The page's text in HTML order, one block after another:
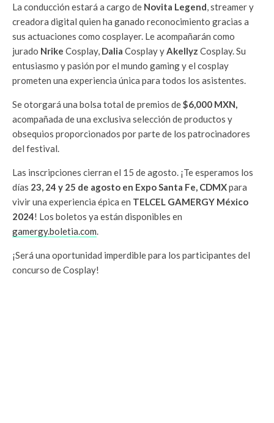
La conducción estará a cargo de Novita Legend , streamer y
creadora digital quien ha ganado reconocimiento gracias a
sus actuaciones como cosplayer. Le acompañarán como
jurado Nrike Cosplay, Dalia Cosplay y Akellyz Cosplay. Su
entusiasmo y pasión por el mundo gaming y el cosplay
prometen una experiencia única para todos los asistentes.
Se otorgará una bolsa total de premios de$6,000 MXN,
acompañada de una exclusiva selección de productos y
obsequios proporcionados por parte de los patrocinadores
del festival.
Las inscripciones cierran el 15 de agosto. ¡Te esperamos los
días 23, 24 y 25 de agosto en Expo Santa Fe, CDMXpara
vivir una experiencia épica en TELCEL GAMERGY México
2024! Los boletos ya están disponibles en
gamergy.boletia.com
¡Será una oportunidad imperdible para los participantes del
concurso de Cosplay!